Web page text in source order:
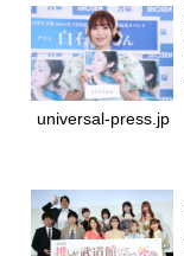
universal-press.jp